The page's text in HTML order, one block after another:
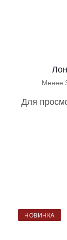
Менее
Для
НОВИНКА